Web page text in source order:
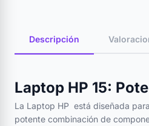
Descripción
Laptop HP 15:
La Laptop HP está diseñada
potente combinación de